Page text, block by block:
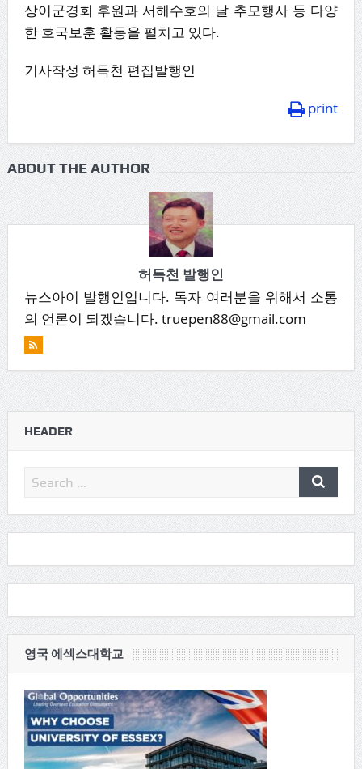
상이군경회 후원과 서해수호의 날 추모행사 등 다양
한 호국보훈 활동을 펼치고 있다.
기사작성 허득천 편집발행인
print
ABOUT THE AUTHOR
허득천 발행인
뉴스아이 발행인입니다. 독자 여러분을 위해서 소통
의 언론이 되겠습니다. truepen88@gmail.com
HEADER
영국 에섹스대학교